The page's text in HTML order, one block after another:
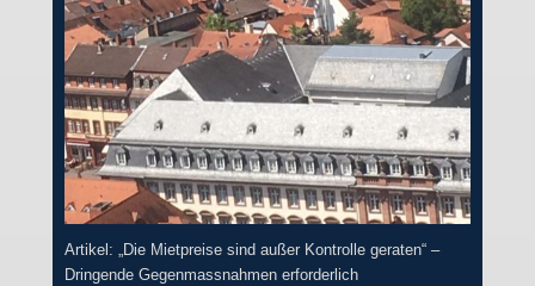
Artikel: „Die Mietpreise sind außer Kontrolle geraten“ –
Dringende Gegenmassnahmen erforderlich